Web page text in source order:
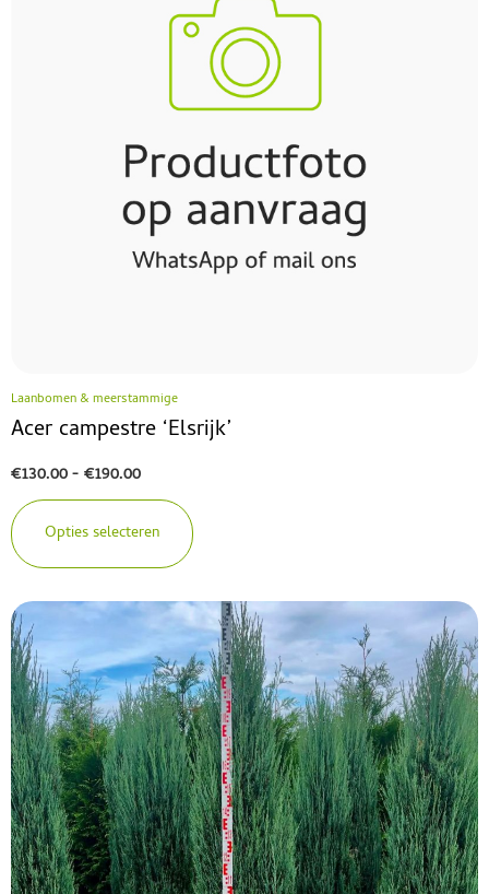
Laanbomen & meerstammige
Acer campestre ‘Elsrijk’
€130.00-€190.00
Opties selecteren